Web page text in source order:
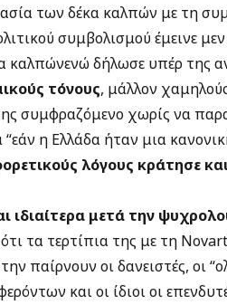
των δέκα καλπών με τη
συμβολισμού έμεινε
καλπώνενώ δήλωσε υπέρ της
τόνους, μάλλον
συμφραζόμενο χωρίς να
η Ελλάδα ήταν μια
λόγους κράτησε
ιδιαίτερα μετά την
τα τερτίπια της με τη
οι δανειστές, οι
και οι ίδιοι οι